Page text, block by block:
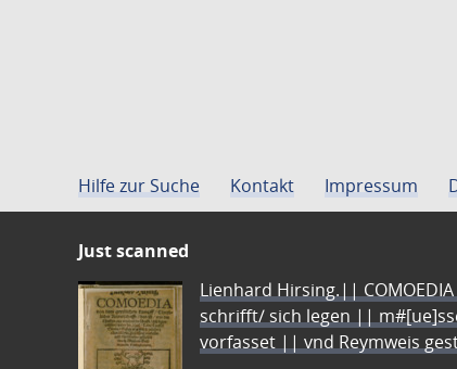
Hilfe zur Suche Kontakt Impressum
Just scanned
Lienhard Hirsing.||
schrifft/ sich legen ||
vorfasset || vnd Reymweis